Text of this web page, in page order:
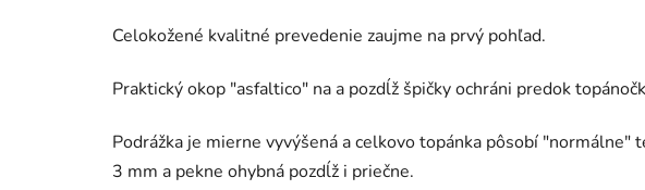
Celokožené kvalitné prevedenie zaujme na prvý pohľad.
Praktický okop "asfaltico" na a pozdĺž špičky ochráni predok
Podrážka je mierne vyvýšená a celkovo topánka pôsobí "normálne"
3 mm a pekne ohybná pozdĺž i priečne.